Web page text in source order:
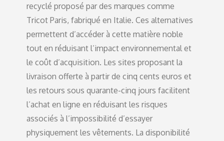
recyclé proposé par des marques comme
Tricot Paris, fabriqué en Italie. Ces alternatives
permettent d’accéder à cette matière noble
tout en réduisant l’impact environnemental et
le coût d’acquisition. Les sites proposant la
livraison offerte à partir de cinq cents euros et
les retours sous quarante-cinq jours facilitent
l’achat en ligne en réduisant les risques
associés à l’impossibilité d’essayer
physiquement les vêtements. La disponibilité